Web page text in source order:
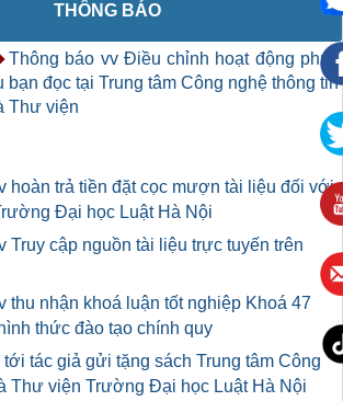
THÔNG BÁO
Thông báo vv Điều chỉnh hoạt động phục
bạn đọc tại Trung tâm Công nghệ thông tin
Thư viện
hoàn trả tiền đặt cọc mượn tài liệu đối với
Đại học Luật Hà Nội
Truy cập nguồn tài liệu trực tuyến trên
thu nhận khoá luận tốt nghiệp Khoá 47
thức đào tạo chính quy
tác giả gửi tặng sách Trung tâm Công
Thư viện Trường Đại học Luật Hà Nội